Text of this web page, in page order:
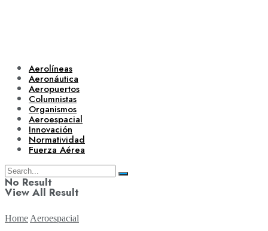
Aerolíneas
Aeronáutica
Aeropuertos
Columnistas
Organismos
Aeroespacial
Innovación
Normatividad
Fuerza Aérea
No Result
View All Result
Home Aeroespacial